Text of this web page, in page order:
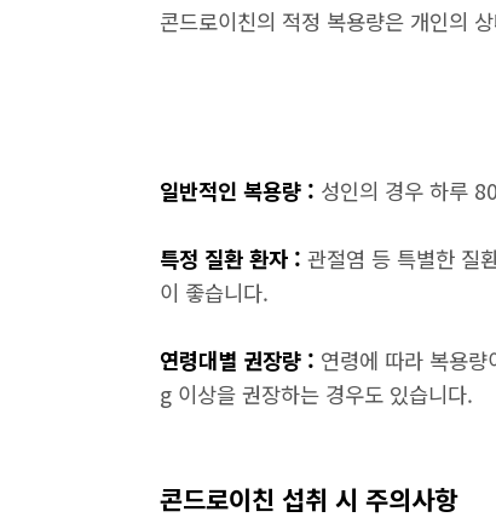
콘드로이친의 적정 복용량은 개인의
일반적인 복용량 : 성인의 경우 하루
특정 질환 환자 : 관절염 등 특별한 질
이 좋습니다.
연령대별 권장량 : 연령에 따라 복용
g 이상을 권장하는 경우도 있습니다.
콘드로이친 섭취 시 주의사항